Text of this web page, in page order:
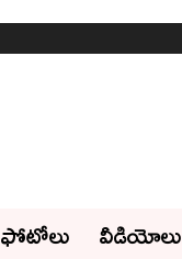
ఫోటోలు వీడియోలు